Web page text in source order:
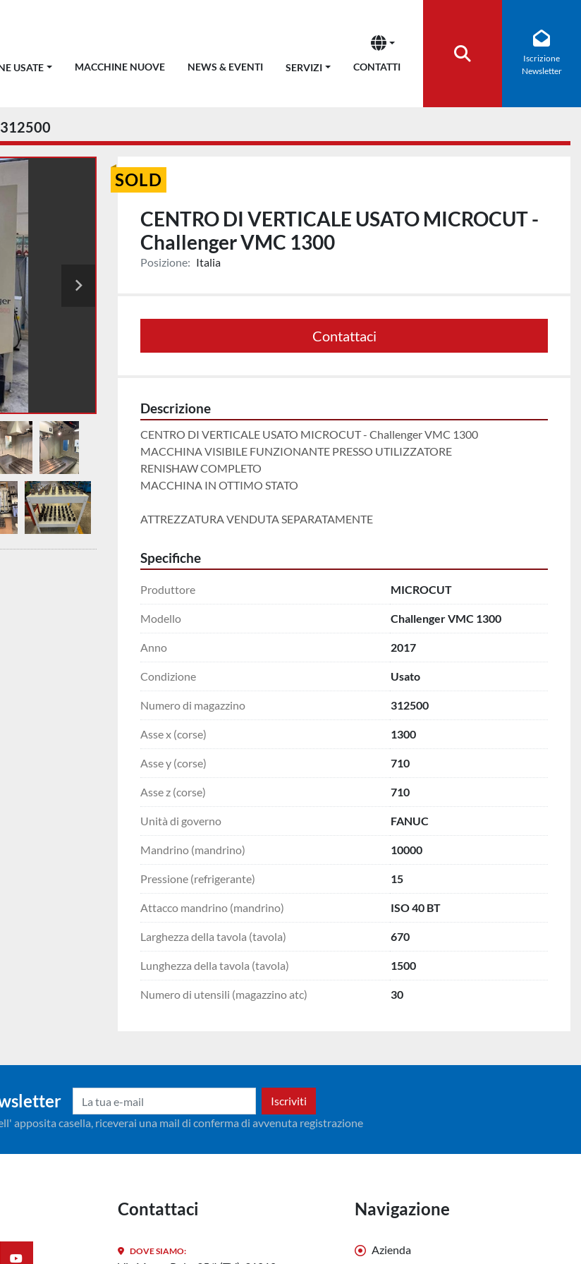
USATE MACCHINE NUOVE NEWS & EVENTI SERVIZI CONTATTI Cerca
Iscrizione
Newsletter
312500
SOLD
CENTRO DI VERTICALE USATO MICROCUT -
Challenger VMC 1300
Posizione: Italia
Contattaci
Descrizione
CENTRO DI VERTICALE USATO MICROCUT - Challenger VMC 1300
MACCHINA VISIBILE FUNZIONANTE PRESSO UTILIZZATORE
RENISHAW COMPLETO
MACCHINA IN OTTIMO STATO
ATTREZZATURA VENDUTA SEPARATAMENTE
Specifiche
Produttore MICROCUT
Modello Challenger VMC 1300
Anno 2017
Condizione Usato
Numero di magazzino 312500
Asse x (corse) 1300
Asse y (corse) 710
Asse z (corse) 710
Unità di governo FANUC
Mandrino (mandrino) 10000
Pressione (refrigerante) 15
Attacco mandrino (mandrino) ISO 40 BT
Larghezza della tavola (tavola) 670
Lunghezza della tavola (tavola) 1500
Numero di utensili (magazzino atc) 30
Iscriviti
apposita casella, riceverai una mail di conferma di avvenuta registrazione
Contattaci
DOVE SIAMO:
Navigazione
Azienda